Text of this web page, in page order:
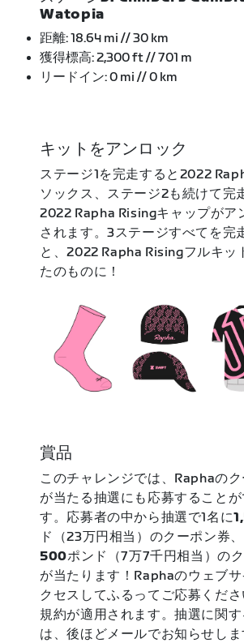
Watopia
距離: 18.64 mi // 30 km
獲得標高: 2,300 ft // 701 m
リードイン: 0 mi // 0 km
キットをアンロック
ステージ1を完走すると2022
ソックス、ステージ2も続けて完
2022 Rapha Risingキャップがア
されます。3ステージすべてを完
と、2022 Rapha Risingフルキッ
たのものに！
賞品
このチャレンジでは、Raphaの
が当たる抽選にも応募することが
す。応募者の中から抽選で1名に
ド（23万円相当）のクーポン券
500ポンド（7万7千円相当）の
が当たります！Raphaのウェブ
クセスしてふるってご応募くだ
規約が適用されます。抽選に関す
は、後ほどメールでお知らせしま